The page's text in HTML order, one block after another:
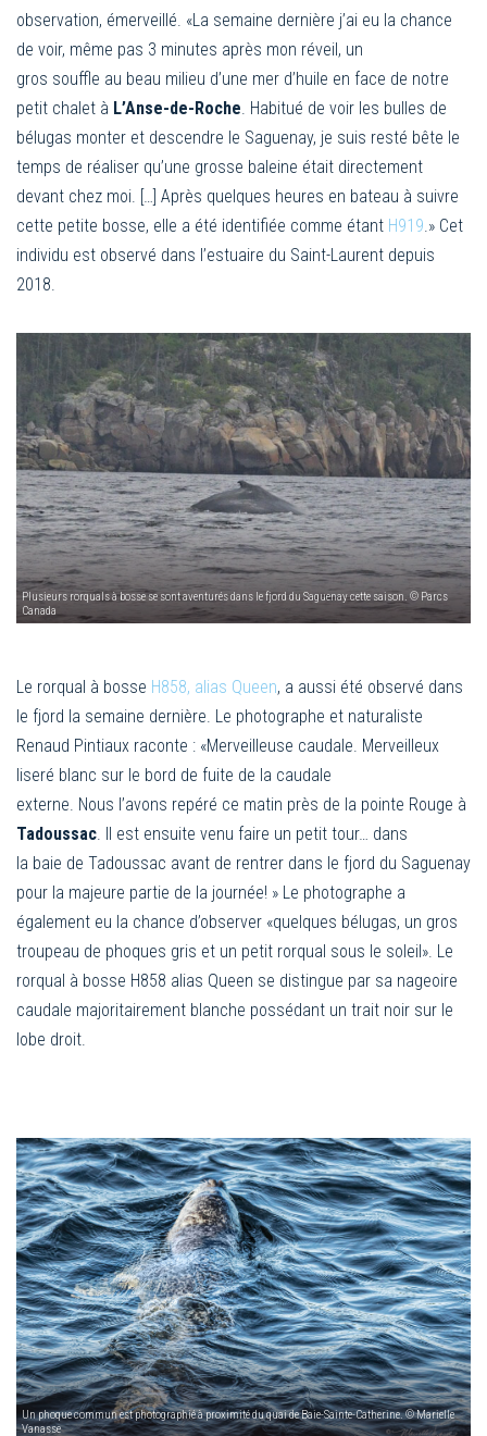
observation, émerveillé. «La semaine dernière j’ai eu la chance
de voir, même pas 3 minutes après mon réveil, un
gros souffle au beau milieu d’une mer d’huile en face de notre
petit chalet à L’Anse-de-Roche. Habitué de voir les bulles de
bélugas monter et descendre le Saguenay, je suis resté bête le
temps de réaliser qu’une grosse baleine était directement
devant chez moi. […] Après quelques heures en bateau à suivre
cette petite bosse, elle a été identifiée comme étant H919.» Cet
individu est observé dans l’estuaire du Saint-Laurent depuis
2018.
Plusieurs rorquals à bosse se sont aventurés dans le fjord du Saguenay cette saison. © Parcs
Canada
Le rorqual à bosse H858, alias Queen, a aussi été observé dans
le fjord la semaine dernière. Le photographe et naturaliste
Renaud Pintiaux raconte : «Merveilleuse caudale. Merveilleux
liseré blanc sur le bord de fuite de la caudale
externe. Nous l’avons repéré ce matin près de la pointe Rouge à
Tadoussac. Il est ensuite venu faire un petit tour… dans
la baie de Tadoussac avant de rentrer dans le fjord du Saguenay
pour la majeure partie de la journée! » Le photographe a
également eu la chance d’observer «quelques bélugas, un gros
troupeau de phoques gris et un petit rorqual sous le soleil». Le
rorqual à bosse H858 alias Queen se distingue par sa nageoire
caudale majoritairement blanche possédant un trait noir sur le
lobe droit.
Un phoque commun est photographié à proximité du quai de Baie-Sainte-Catherine. © Marielle
Vanasse